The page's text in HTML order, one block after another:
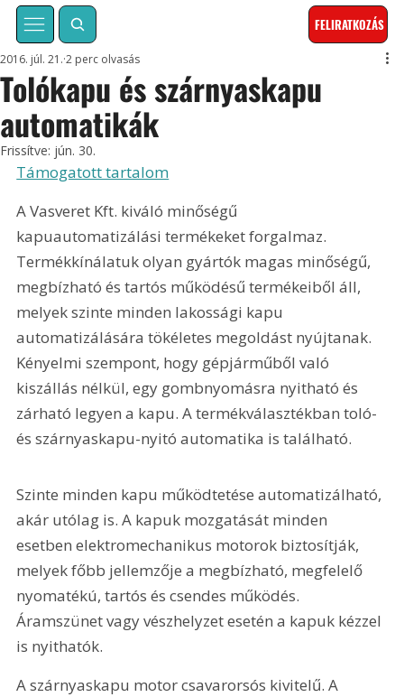
FELIRATKOZÁS
Tolókapu és szárnyaskapu
automatikák
2016. júl. 21. 2 perc olvasás
Frissítve: jún. 30.
Támogatott tartalom
A Vasveret Kft. kiváló minőségű
kapuautomatizálási termékeket forgalmaz.
Termékkínálatuk olyan gyártók magas minőségű,
megbízható és tartós működésű termékeiből áll,
melyek szinte minden lakossági kapu
automatizálására tökéletes megoldást nyújtanak.
Kényelmi szempont, hogy gépjárműből való
kiszállás nélkül, egy gombnyomásra nyitható és
zárható legyen a kapu. A termékválasztékban toló-
és szárnyaskapu-nyitó automatika is található.
Szinte minden kapu működtetése automatizálható,
akár utólag is. A kapuk mozgatását minden
esetben elektromechanikus motorok biztosítják,
melyek főbb jellemzője a megbízható, megfelelő
nyomatékú, tartós és csendes működés.
Áramszünet vagy vészhelyzet esetén a kapuk kézzel
is nyithatók.
A szárnyaskapu motor csavarorsós kivitelű. A